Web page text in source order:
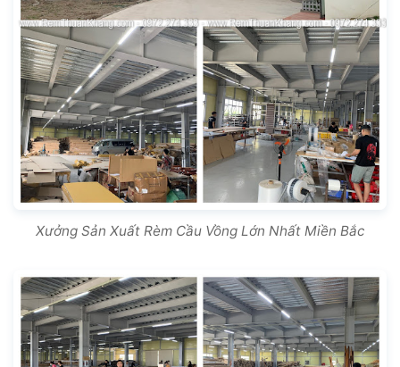
Xưởng Sản Xuất Rèm Cầu Vồng Lớn Nhất Miền Bắc